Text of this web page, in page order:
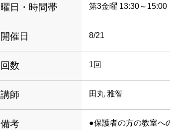
曜日・時間帯 第3金曜 13:30～15:00
開催日 8/21
回数 1回
講師 田丸 雅智
備考
●保護者の方の教室へ